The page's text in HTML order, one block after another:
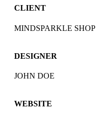
CLIENT
MINDSPARKLE SHOP
DESIGNER
JOHN DOE
WEBSITE